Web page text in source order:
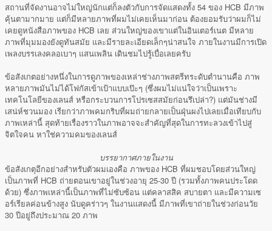
สถานที่จัดงานอาจไม่ใหญ่นักแต่ก็ลงตัวกับการจัดแสดงทั้ง 54 ของ HCB มีภาพ
คุ้นตามากมาย แต่ก็มีหลายภาพที่ผมไม่เคยเห็นมาก่อน ต้องยอมรับว่าผมก็ไม่
เคยดูหนังสือภาพของ HCB เลย ส่วนใหญ่ของเขาแต่ในอินเตอร์เนต มีหลาย
ภาพที่มุมมองยังดูทันสมัย และมีรายละเอียดเล็กๆน่าสนใจ ภายในงานมีการเปิด
เพลงบรรเลงคลอเบาๆ แสนเพลิน เดินชมไปรู้เบื่อเลยครับ
ข้อสังเกตอย่างหนึ่งในการดูภาพของเหล่าช่างภาพสตรีทระดับตำนานคือ ภาพ
หลายภาพมันไม่ได้โฟกัสเข้าเป้าแบบเป๊ะๆ (ซึ่งผมไม่แน่ใจว่าเป็นเพราะ
เทคโนโลยีของเลนส์ หรือกระบวนการโปรเซสสมัยก่อนรึเปล่า?) แต่มันช่างมี
เสน่ห์ชวนมอง เรียกว่าภาพคมกริบที่ผมถ่ายกลายเป็นฝุ่นผงไปเลยเมื่อเทียบกับ
ภาพเหล่านี้ สุดท้ายเรื่องราวในภาพอาจจะสำคัญที่สุดในการทะลวงเข้าไปสู่
จิตใจคน หาใช่ความคมของเลนส์
บรรยากาศภายในงาน
ข้อสังเกตุอีกอย่างสำหรับตัวผมเองคือ ภาพของ HCB ที่ผมชอบโดยส่วนใหญ่
เป็นภาพที่ HCB ถ่ายตอนเขาอยู่ในช่วงอายุ 25-30 ปี (รวมทั้งภาพคนประโดด
ด้วย) ซึ่งภาพเหล่านี้เป็นภาพที่ไม่ซับซ้อน แต่คลาสสิค สบายตา และมีความเซ
อร์เรียลค่อนข้างสูง นับดูคร่าวๆ ในงานแสดงนี้ มีภาพที่เขาถ่ายในช่วงก่อนวัย
30 ปีอยู่ถึงประมาณ 20 ภาพ